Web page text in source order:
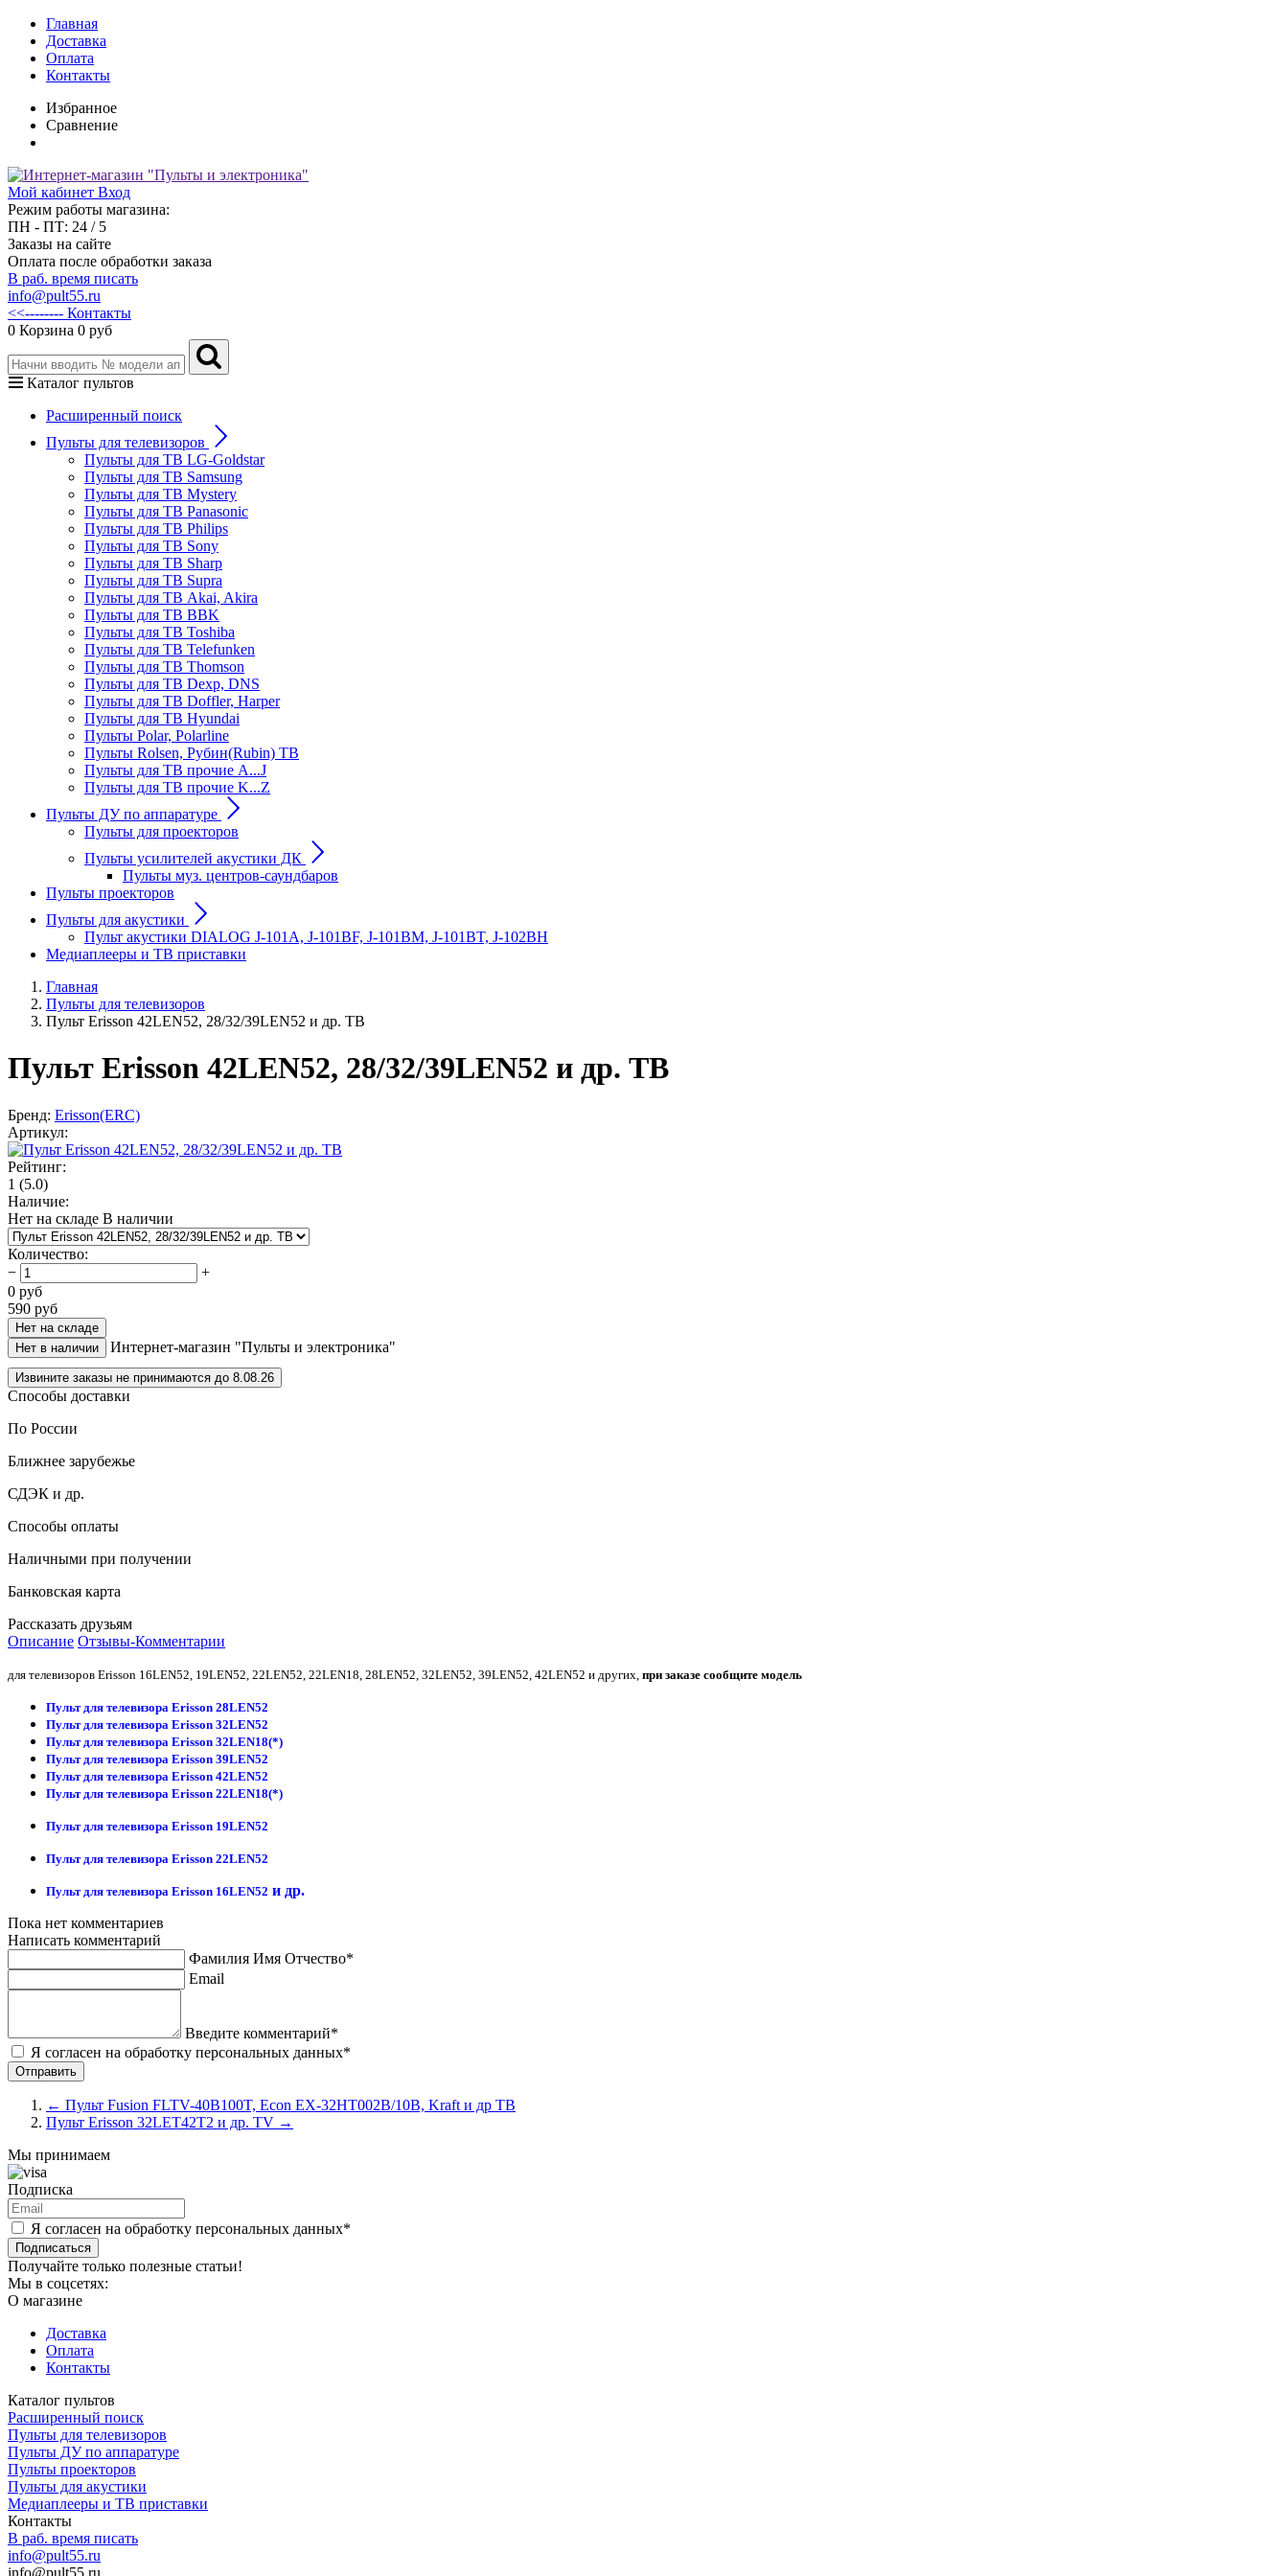
Главная
Доставка
Оплата
Контакты
Избранное
Сравнение
Мой кабинет Вход
Режим работы магазина:
ПН - ПТ: 24 / 5
Заказы на сайте
Оплата после обработки заказа
В раб. время писать
info@pult55.ru
<<-------- Контакты
0 Корзина 0 руб
Каталог пультов
Расширенный поиск
Пульты для телевизоров
Пульты для ТВ LG-Goldstar
Пульты для ТВ Samsung
Пульты для ТВ Mystery
Пульты для ТВ Panasonic
Пульты для ТВ Philips
Пульты для ТВ Sony
Пульты для ТВ Sharp
Пульты для ТВ Supra
Пульты для ТВ Akai, Akira
Пульты для ТВ BBK
Пульты для ТВ Toshiba
Пульты для ТВ Telefunken
Пульты для ТВ Thomson
Пульты для ТВ Dexp, DNS
Пульты для ТВ Doffler, Harper
Пульты для ТВ Hyundai
Пульты Polar, Polarline
Пульты Rolsen, Рубин(Rubin) ТВ
Пульты для ТВ прочие A...J
Пульты для ТВ прочие K...Z
Пульты ДУ по аппаратуре
Пульты для проекторов
Пульты усилителей акустики ДК
Пульты муз. центров-саундбаров
Пульты проекторов
Пульты для акустики
Пульт акустики DIALOG J-101A, J-101BF, J-101BM, J-101BT, J-102BH
Медиаплееры и ТВ приставки
Главная
Пульты для телевизоров
Пульт Erisson 42LEN52, 28/32/39LEN52 и др. ТВ
Пульт Erisson 42LEN52, 28/32/39LEN52 и др. ТВ
Бренд: Erisson(ERC)
Артикул:
Рейтинг:
1 (5.0)
Наличие:
Нет на складе В наличии
Количество:
−
+
0 руб
590 руб
Нет на складе
Нет в наличии
Интернет-магазин "Пульты и электроника"
Извините заказы не принимаются до 8.08.26
Способы доставки
По России
Ближнее зарубежье
СДЭК и др.
Способы оплаты
Наличными при получении
Банковская карта
Рассказать друзьям
Описание Отзывы-Комментарии
для телевизоров Erisson 16LEN52, 19LEN52, 22LEN52, 22LEN18, 28LEN52, 32LEN52, 39LEN52, 42LEN52 и других, при заказе сообщите модель
Пульт для телевизора Erisson 28LEN52
Пульт для телевизора Erisson 32LEN52
Пульт для телевизора Erisson 32LEN18(*)
Пульт для телевизора Erisson 39LEN52
Пульт для телевизора Erisson 42LEN52
Пульт для телевизора Erisson 22LEN18(*)
Пульт для телевизора Erisson 19LEN52
Пульт для телевизора Erisson 22LEN52
Пульт для телевизора Erisson 16LEN52 и др.
Пока нет комментариев
Написать комментарий
Фамилия Имя Отчество*
Email
Введите комментарий*
Я согласен на обработку персональных данных*
← Пульт Fusion FLTV-40B100T, Econ EX-32HT002B/10B, Kraft и др ТВ
Пульт Erisson 32LET42T2 и др. TV →
Мы принимаем
Подписка
Я согласен на обработку персональных данных*
Подписаться
Получайте только полезные статьи!
Мы в соцсетях:
О магазине
Доставка
Оплата
Контакты
Каталог пультов
Расширенный поиск
Пульты для телевизоров
Пульты ДУ по аппаратуре
Пульты проекторов
Пульты для акустики
Медиаплееры и ТВ приставки
Контакты
В раб. время писать
info@pult55.ru
info@pult55.ru